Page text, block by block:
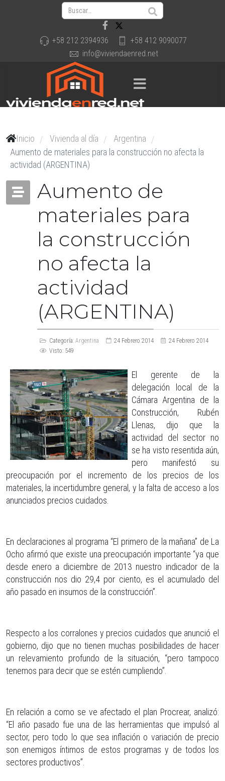
+58 212 2394936
+58 412 9090077
info@viviendaenred.net
Inicio / Vivienda al día / Argentina /
Aumento de materiales para la construcción no afecta la
actividad (ARGENTINA)
Aumento de
materiales para
la construcción
no afecta la
actividad
(ARGENTINA)
Categoría: Argentina 24 Febrero 2014
24 Febrero 2014
Visto: 549
El gerente de la
delegación local de la
Cámara Argentina de la
Construcción, Rubén
Llenas, dijo que la
actividad del sector no
se ha visto resentida aún,
pero manifestó su
preocupación por el incremento de los precios de los
materiales, la incertidumbre general, y la falta de acceso a los
anunciados precios cuidados.
En declaraciones al programa “El primero de la mañana” de La
Ocho afirmó que existe una preocupación importante “ya que
desde enero a diciembre de 2013 nuestro indicador de la
construcción nos dio 29,4 por ciento, es el acumulado del
año pasado en insumos de la construcción”.
Respecto a los corralones y precios cuidados que anunció el
gobierno, dijo que no tienen muchas posibilidades de hacer
un relevamiento profundo de la situación, “pero tampoco
tenemos para decir que se estén cumpliendo”.
En relación a como se ve afectado el plan Procrear, analizó:
“El año pasado fue una de las herramientas que impulsó al
sector, pero todo lo que sea inflación o variación de precio
son enemigos íntimos de estos programas y de todos los
sectores productivos”.